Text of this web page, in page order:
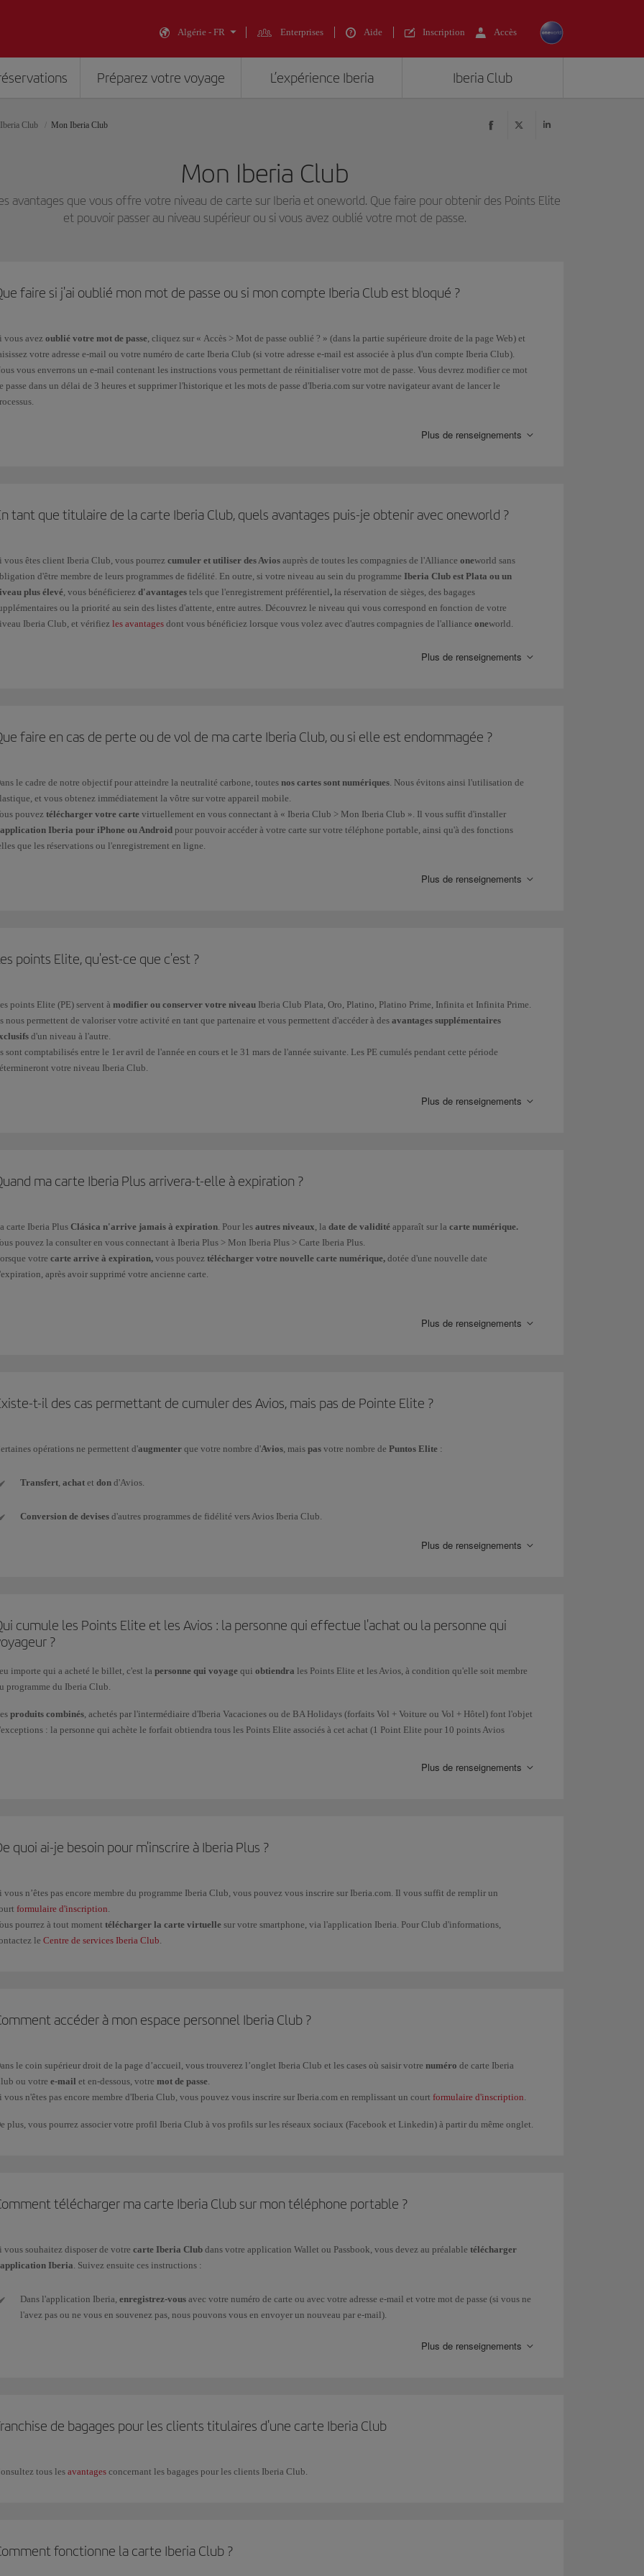
Algérie - FR Enterprises Aide Inscription Accès
Préparez votre voyage L’expérience Iberia Iberia Club
Iberia Club Mon Iberia Club
Mon Iberia Club
avantages que vous offre votre niveau de carte sur Iberia et oneworld. Que faire pour obtenir des Points Elite
et pouvoir passer au niveau supérieur ou si vous avez oublié votre mot de passe.
faire si j'ai oublié mon mot de passe ou si mon compte Iberia Club est bloqué ?
vous avez oublié votre mot de passe, cliquez sur « Accès > Mot de passe oublié ? » (dans la partie supérieure droite de la page Web) et
votre adresse e-mail ou votre numéro de carte Iberia Club (si votre adresse e-mail est associée à plus d'un compte Iberia Club).
vous enverrons un e-mail contenant les instructions vous permettant de réinitialiser votre mot de passe. Vous devrez modifier ce mot
passe dans un délai de 3 heures et supprimer l'historique et les mots de passe d'Iberia.com sur votre navigateur avant de lancer le
suivez les instructions qui s'affichent. Nous vous rappelons que vous devrez choisir un mot de passe
carte Iberia Club n'a pas besoin d'être réactivée, même pendant les périodes d'inactivité.
Plus de renseignements
tant que titulaire de la carte Iberia Club, quels avantages puis-je obtenir avec oneworld ?
vous êtes client Iberia Club, vous pourrez cumuler et utiliser des Avios auprès de toutes les compagnies de l'Alliance oneworld sans
d'être membre de leurs programmes de fidélité. En outre, si votre niveau au sein du programme Iberia Club est Plata ou un
plus élevé, vous bénéficierez d'avantages tels que l'enregistrement préférentiel, la réservation de sièges, des bagages
ou la priorité au sein des listes d'attente, entre autres. Découvrez le niveau qui vous correspond en fonction de votre
Iberia Club, et vérifiez les avantages dont vous bénéficiez lorsque vous volez avec d'autres compagnies de l'alliance oneworld.
Plus de renseignements
faire en cas de perte ou de vol de ma carte Iberia Club, ou si elle est endommagée ?
le cadre de notre objectif pour atteindre la neutralité carbone, toutes nos cartes sont numériques. Nous évitons ainsi l'utilisation de
et vous obtenez immédiatement la vôtre sur votre appareil mobile.
pouveztélécharger votre carte virtuellement en vous connectant à « Iberia Club > Mon Iberia Club ». Il vous suffit d'installer
Iberia pour iPhone ou Android pour pouvoir accéder à votre carte sur votre téléphone portable, ainsi qu'à des fonctions
que les réservations ou l'enregistrement en ligne.
Nos clients Iberia Club Platino, Platino Prime, Infinita ou Infinita Prime peuvent contacter notre Service client Iberia Club.Plus de renseignements
points Elite, qu'est-ce que c'est ?
points Elite (PE) servent à modifier ou conserver votre niveau Iberia Club Plata, Oro, Platino, Platino Prime, Infinita et Infinita Prime.
nous permettent de valoriser votre activité en tant que partenaire et vous permettent d'accéder à des avantages supplémentaires
d'un niveau à l'autre.
sont comptabilisés entre le 1er avril de l'année en cours et le 31 mars de l'année suivante. Les PE cumulés pendant cette période
votre niveau Iberia Club.
Dans votre quotidien, grâce à plus de90 marques associées au programme.
pouvez consulter le cumul de vos points Elite dans votre espace personnel Mon Iberia Club > Avios.
points Elitene peuvent pas être achetés, offerts ni transférés etvous n'en gagnez pas lorsque vous achetez des
Groupe Iberia est composé d'Iberia, Iberia Regional/Air Nostrum et Iberia Express).
Plus de renseignements
ma carte Iberia Plus arrivera-t-elle à expiration ?
carte Iberia Plus Clásica n'arrive jamais à expiration. Pour les autres niveaux, la date de validité apparaît sur la carte numérique.
pouvez la consulter en vous connectant à Iberia Plus > Mon Iberia Plus > Carte Iberia Plus.
votre carte arrive à expiration, vous pouvez télécharger votre nouvelle carte numérique, dotée d'une nouvelle date
après avoir supprimé votre ancienne carte.
Plus de renseignements
t-il des cas permettant de cumuler des Avios, mais pas de Pointe Elite ?
opérations ne permettent d'augmenter que votre nombre d'Avios, mais pas votre nombre de Puntos Elite :
Transfert, achat et don d'Avios.
Conversion de devises d'autres programmes de fidélité vers Avios Iberia Club.
obtenus au titre de prix lors de concours ou de tirages au sort (pour avoir gagné ou participé).
Avios
Avios cumulésgrâce aux vols
vous rappelons que l'obtention de points Elite suite à l'achat de billets et de services complémentaires auprès d'Iberia ou de l'une des
Plus de renseignements
cumule les Points Elite et les Avios : la personne qui effectue l'achat ou la personne qui
?
importe qui a acheté le billet, c'est la personne qui voyage qui obtiendra les Points Elite et les Avios, à condition qu'elle soit membre
programme du Iberia Club.
produits combinés, achetés par l'intermédiaire d'Iberia Vacaciones ou de BA Holidays (forfaits Vol + Voiture ou Vol + Hôtel) font l'objet
: la personne qui achète le forfait obtiendra tous les Points Elite associés à cet achat (1 Point Elite pour 10 points Avios
Plus de renseignements
quoi ai-je besoin pour m'inscrire à Iberia Plus ?
vous n’êtes pas encore membre du programme Iberia Club, vous pouvez vous inscrire sur Iberia.com. Il vous suffit de remplir un
formulaire d'inscription.
pourrez à tout moment télécharger la carte virtuelle sur votre smartphone, via l'application Iberia. Pour Club d'informations,
le Centre de services Iberia Club.
accéder à mon espace personnel Iberia Club ?
le coin supérieur droit de la page d’accueil, vous trouverez l’onglet Iberia Club et les cases où saisir votre numéro de carte Iberia
ou votre e-mail et en-dessous, votre mot de passe.
vous n'êtes pas encore membre d'Iberia Club, vous pouvez vous inscrire sur Iberia.com en remplissant un court formulaire d'inscription.
plus, vous pourrez associer votre profil Iberia Club à vos profils sur les réseaux sociaux (Facebook et Linkedin) à partir du même onglet.
télécharger ma carte Iberia Club sur mon téléphone portable ?
vous souhaitez disposer de votre carte Iberia Club dans votre application Wallet ou Passbook, vous devez au préalable télécharger
Iberia. Suivez ensuite ces instructions :
Dans l'application Iberia, enregistrez-vous avec votre numéro de carte ou avec votre adresse e-mail et votre mot de passe (si vous ne
l'avez pas ou ne vous en souvenez pas, nous pouvons vous en envoyer un nouveau par e-mail).
Vous pouvez ensuitequitter l'applicationIberia etouvrirl'applicationWallet (ou toute autre application installée) et montrer la
Plus de renseignements
de bagages pour les clients titulaires d'une carte Iberia Club
tous lesavantages concernant les bagages pour les clients Iberia Club.
fonctionne la carte Iberia Club ?